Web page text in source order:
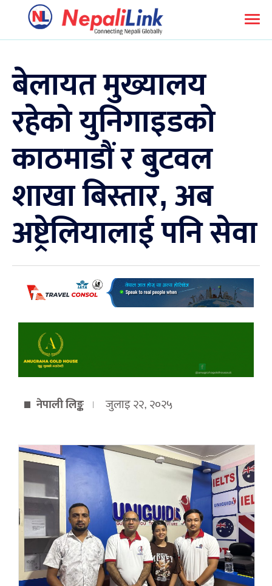
बेलायत मुख्यालय
रहेको युनिगाइडको
काठमाडौं र बुटवल
शाखा बिस्तार, अब
अष्ट्रेलियालाई पनि सेवा
नेपाली लिङ्क जुलाइ २२, २०२५